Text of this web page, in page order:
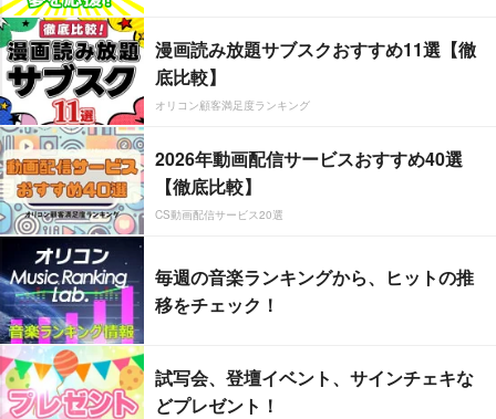
漫画読み放題サブスクおすすめ11選【徹
底比較】
オリコン顧客満足度ランキング
2026年動画配信サービスおすすめ40選
【徹底比較】
CS動画配信サービス20選
毎週の音楽ランキングから、ヒットの推
移をチェック！
試写会、登壇イベント、サインチェキな
どプレゼント！